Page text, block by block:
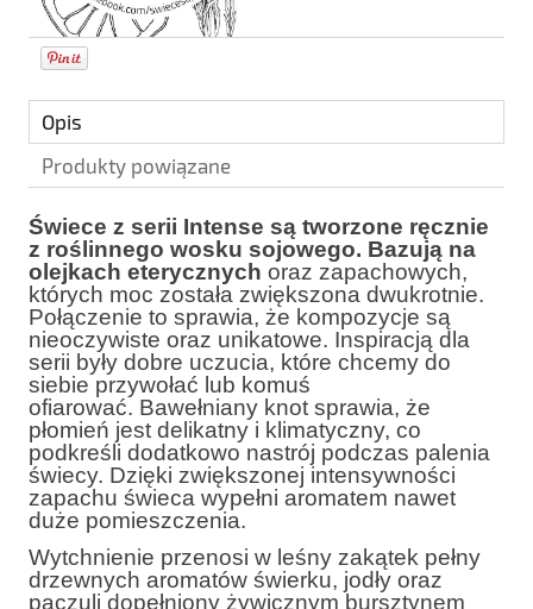
Opis
Produkty powiązane
Świece z serii Intense są tworzone ręcznie
z roślinnego wosku sojowego. Bazują na
olejkach eterycznych oraz zapachowych,
których moc została zwiększona dwukrotnie.
Połączenie to sprawia, że kompozycje są
nieoczywiste oraz unikatowe. Inspiracją dla
serii były dobre uczucia, które chcemy do
siebie przywołać lub komuś
ofiarować. Bawełniany knot sprawia, że
płomień jest delikatny i klimatyczny, co
podkreśli dodatkowo nastrój podczas palenia
świecy. Dzięki zwiększonej intensywności
zapachu świeca wypełni aromatem nawet
duże pomieszczenia.
Wytchnienie przenosi w leśny zakątek pełny
drzewnych aromatów świerku, jodły oraz
paczuli dopełniony żywicznym bursztynem